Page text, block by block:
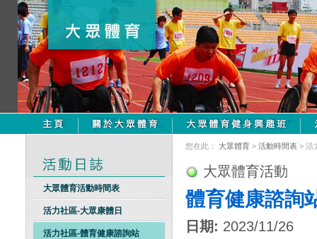
大眾體育活動時間表
活力社區-大眾康體日
活力社區-體育健康諮詢站
您在此： 大眾體育 > 活動時間表 > 活
大眾體育活動
體育健康諮詢
日期: 2023/11/26